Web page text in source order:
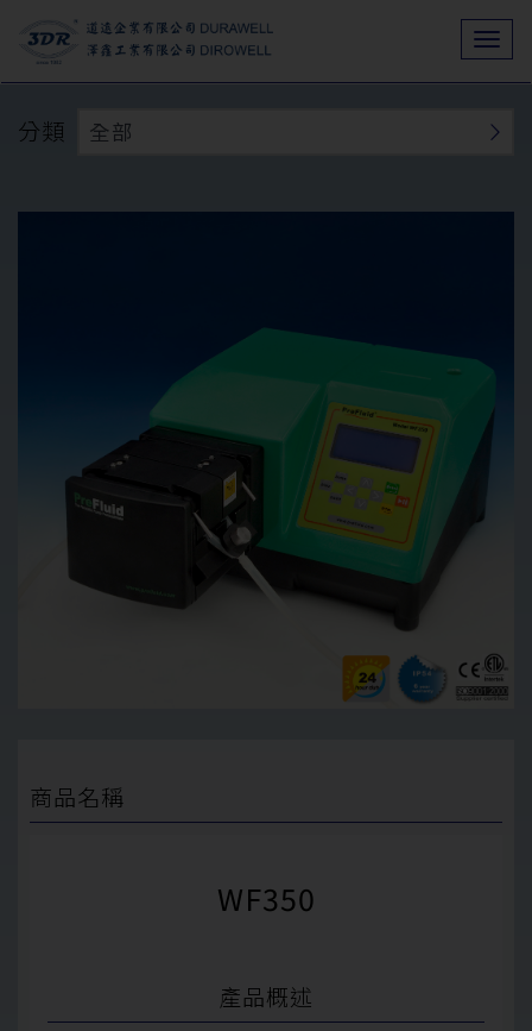
分類 全部
商品名稱
WF350
產品概述